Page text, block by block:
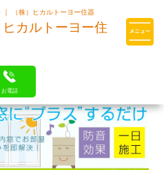
の厳しい基準を
いのプロ集団です
｜ （株）ヒカルトーヨー住器
カルトーヨー住
お電話